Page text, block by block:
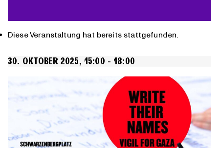
Diese Veranstaltung hat bereits stattgefunden.
30. OKTOBER 2025, 15:00 - 18:00